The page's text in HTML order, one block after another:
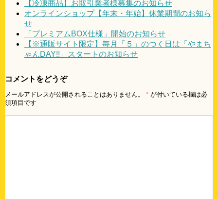
【冷凍商品】お取引業者様募集のお知らせ
オンラインショップ【年末・年始】休業期間のお知ら
せ
「プレミアムBOX仕様」開始のお知らせ
【※通販サイト限定】毎月「５」のつく日は「やまち
ゃんDAY!!」スタートのお知らせ
コメントをどうぞ
メールアドレスが公開されることはありません。 * が付いている欄は必
須項目です